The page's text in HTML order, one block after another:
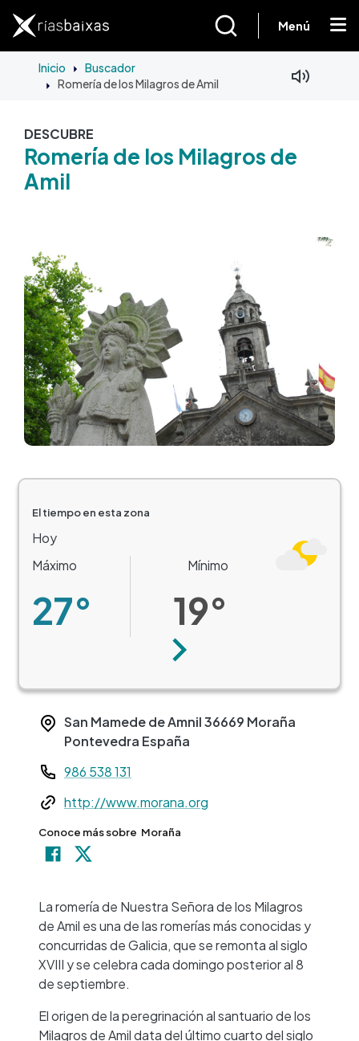
Menú
Inicio Buscador
Romería de los Milagros de Amil
DESCUBRE
Romería de los Milagros de
Amil
El tiempo en esta zona
Hoy
Máximo
27°
Mínimo
19°
Siguiente
San Mamede de Amnil36669 Moraña
Pontevedra España
Teléfono
986 538 131
Webhttp://www.morana.org
Conoce más sobre Moraña
La romería de Nuestra Señora de los Milagros
de Amil es una de las romerías más conocidas y
concurridas de Galicia, que se remonta al siglo
XVIII y se celebra cada domingo posterior al 8
de septiembre.
El origen de la peregrinación al santuario de los
Milagros de Amil data del último cuarto del siglo